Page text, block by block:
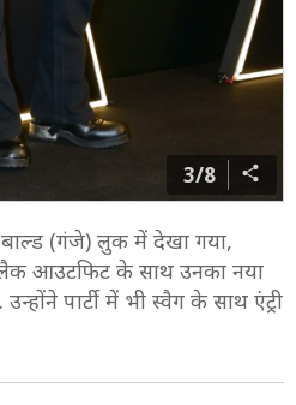
3/8
(गंजे) लुक में देखा गया,
आउटफिट के साथ उनका नया
पार्टी में भी स्वैग के साथ एंट्री